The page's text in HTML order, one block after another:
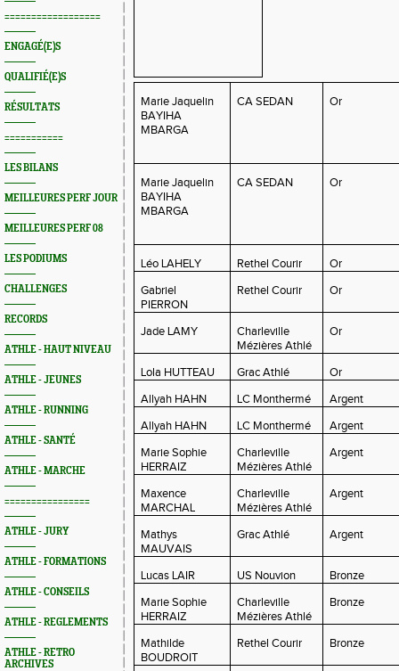
==================
ENGAGÉ(E)S
QUALIFIÉ(E)S
RÉSULTATS
===========
LES BILANS
MEILLEURES PERF JOUR
MEILLEURES PERF 08
LES PODIUMS
CHALLENGES
RECORDS
ATHLE - HAUT NIVEAU
ATHLE - JEUNES
ATHLE - RUNNING
ATHLE - SANTÉ
ATHLE - MARCHE
================
ATHLE - JURY
ATHLE - FORMATIONS
ATHLE - CONSEILS
ATHLE - REGLEMENTS
ATHLE - RETRO
ARCHIVES
Marie Jaquelin
BAYIHA
MBARGA
CA SEDAN Or
Marie Jaquelin
BAYIHA
MBARGA
CA SEDAN Or
Léo LAHELY Rethel Courir
Or
Gabriel
PIERRON
Rethel Courir Or
Jade LAMY
Charleville
Mézières Athlé
Or
Lola HUTTEAU Grac Athlé
Or
Allyah HAHN
LC Monthermé
Argent
Allyah HAHN
LC Monthermé
Argent
Marie Sophie
HERRAIZ
Charleville
Mézières Athlé
Argent
Maxence
MARCHAL
Charleville
Mézières Athlé
Argent
Mathys
MAUVAIS
Grac Athlé Argent
Lucas LAIR US Nouvion
Bronze
Marie Sophie
HERRAIZ
Charleville
Mézières Athlé
Bronze
Mathilde
BOUDROIT
Rethel Courir Bronze